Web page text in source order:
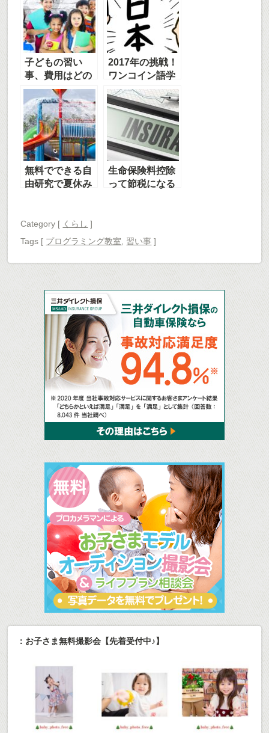
子どもの習い
事、費用はどの
くらい？
2017年の挑戦！
ワンコイン語学
レッスンを体
験！
無料でできる自
由研究で夏休み
生命保険料控除
って節税になる
Category [ くらし ]
Tags [ プログラミング教室 習い事 ]
：お子さま無料撮影会【先着受付中♪】